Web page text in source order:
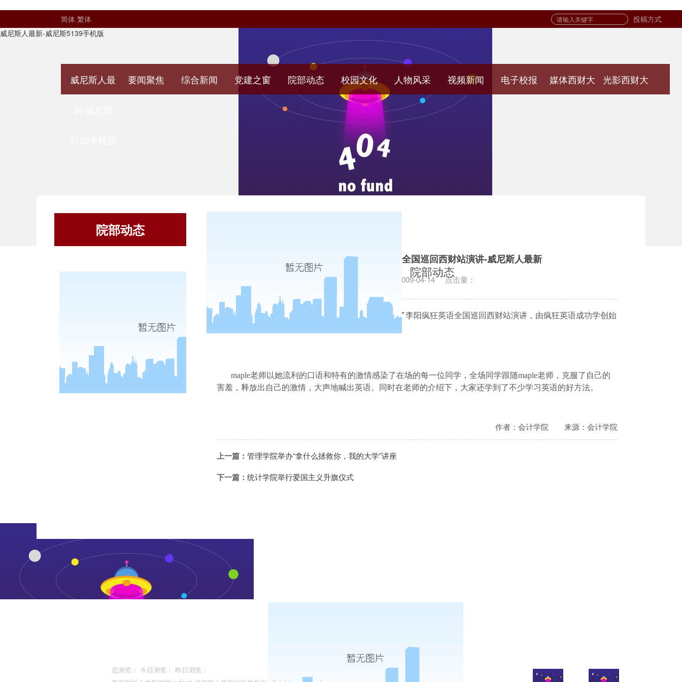
简体 繁体
投稿方式
威尼斯人最新-威尼斯5139手机版
威尼斯人最 要闻聚焦 综合新闻 党建之窗 院部动态 校园文化 人物风采 视频新闻 电子校报 媒体西财大 光影西财大
院部动态
院部动态
会计学院举办李阳疯狂英语全国巡回西财站演讲-威尼斯人最新
发布日期：2009-04-14 点击量：
4月 日 晚，会计学院在 号教学楼 107 教室举办了李阳疯狂英语全国巡回西财站演讲，由疯狂英语成功学创始
maple老师以她流利的口语和特有的激情感染了在场的每一位同学，全场同学跟随maple老师，克服了自己的
害羞，释放出自己的激情，大声地喊出英语。同时在老师的介绍下，大家还学到了不少学习英语的好方法。
作者：会计学院 来源：会计学院
上一篇： 管理学院举办“拿什么拯救你，我的大学”讲座
下一篇： 统计学院举行爱国主义升旗仪式
总浏览： 今日浏览： 昨日浏览：